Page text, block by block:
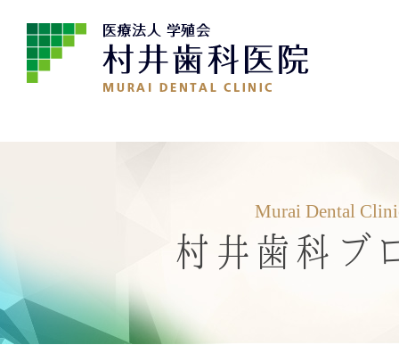
Murai Dental
村井歯科ブ